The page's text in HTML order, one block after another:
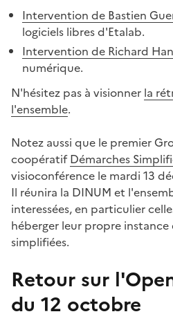
Intervention de Bastien
logiciels libres d'Etalab.
Intervention de Richard
numérique.
N'hésitez pas à visionner la
l'ensemble.
Notez aussi que le premier
coopératifDémarches
visioconférence le mardi 13
Il réunira la DINUM et
interessées, en particulier
héberger leur propre instance
simplifiées.
Retour sur
du 12 octobre